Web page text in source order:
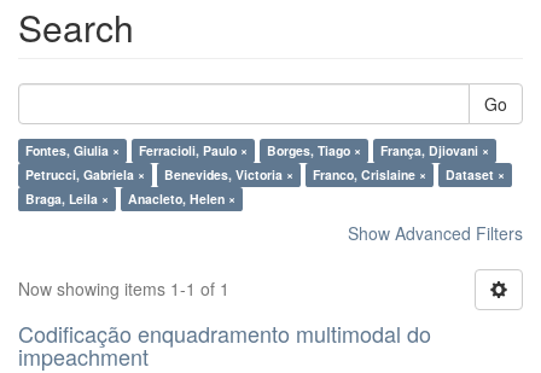
Search
Go
Fontes, Giulia × Ferracioli, Paulo × Borges, Tiago ×
França, Djiovani ×
Petrucci, Gabriela ×
Benevides, Victoria × Franco, Crislaine ×
Dataset ×
Braga, Leila ×
Anacleto, Helen ×
Show Advanced Filters
Now showing items 1-1 of 1
Codificação enquadramento multimodal do
impeachment